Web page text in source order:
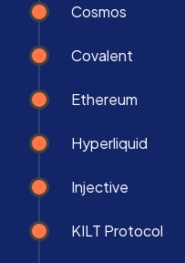
Cosmos
Covalent
Ethereum
Hyperliquid
Injective
KILT Protocol